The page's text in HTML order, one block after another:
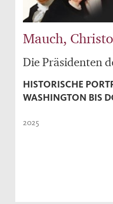
Mauch,
Die Präsidenten
HISTORISCHE
WASHINGTON BIS
2025